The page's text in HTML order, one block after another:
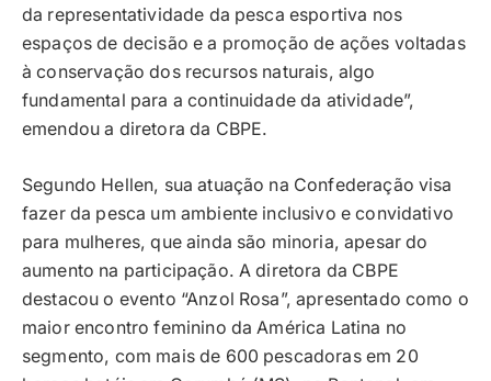
da representatividade da pesca esportiva nos
espaços de decisão e a promoção de ações voltadas
à conservação dos recursos naturais, algo
fundamental para a continuidade da atividade”,
emendou a diretora da CBPE.
Segundo Hellen, sua atuação na Confederação visa
fazer da pesca um ambiente inclusivo e convidativo
para mulheres, que ainda são minoria, apesar do
aumento na participação. A diretora da CBPE
destacou o evento “Anzol Rosa”, apresentado como o
maior encontro feminino da América Latina no
segmento, com mais de 600 pescadoras em 20